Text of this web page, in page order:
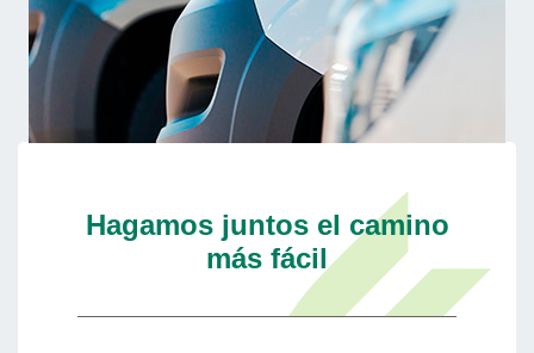
Hagamos juntos el camino
más fácil